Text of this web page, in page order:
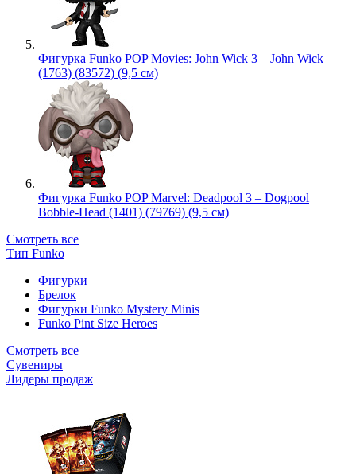
Фигурка Funko POP Movies: John Wick 3 – John Wick
(1763) (83572) (9,5 см)
Фигурка Funko POP Marvel: Deadpool 3 – Dogpool
Bobble-Head (1401) (79769) (9,5 см)
Смотреть все
Тип Funko
Фигурки
Брелок
Фигурки Funko Mystery Minis
Funko Pint Size Heroes
Смотреть все
Сувениры
Лидеры продаж